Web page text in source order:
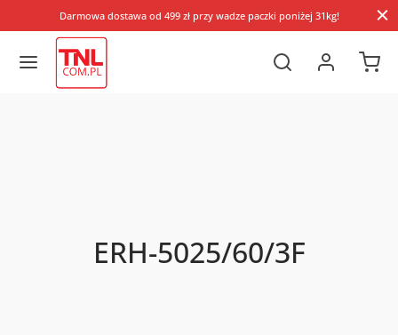
Darmowa dostawa od 499 zł przy wadze paczki poniżej 31kg!
ERH-5025/60/3F